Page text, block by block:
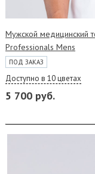
Мужской медицинский
Professionals Mens
ПОД ЗАКАЗ
Доступно в 10 цветах
5 700 руб.